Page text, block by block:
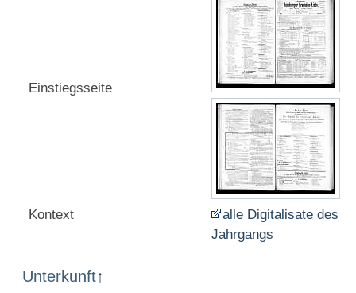
Einstiegsseite
Kontext
alle Digitalisate des
Jahrgangs
Unterkunft↑